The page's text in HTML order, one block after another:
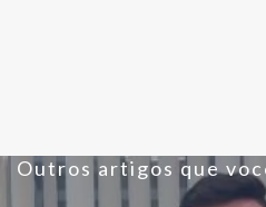
Outros artigos que